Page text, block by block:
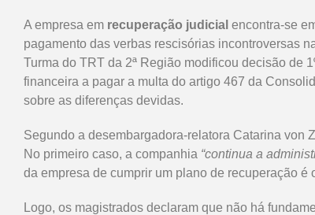
A empresa em recuperação judicial encontra-se
pagamento das verbas rescisórias incontroversas
Turma do TRT da 2ª Região modificou decisão de
financeira a pagar a multa do artigo 467 da
sobre as diferenças devidas.
Segundo a desembargadora-relatora Catarina von
No primeiro caso, a companhia “continua a
da empresa de cumprir um plano de recuperação é
Logo, os magistrados declaram que não há